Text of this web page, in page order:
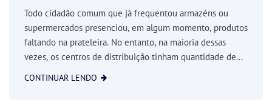
Todo cidadão comum que já frequentou armazéns ou
supermercados presenciou, em algum momento, produtos
faltando na prateleira. No entanto, na maioria dessas
vezes, os centros de distribuição tinham quantidade de...
CONTINUAR LENDO